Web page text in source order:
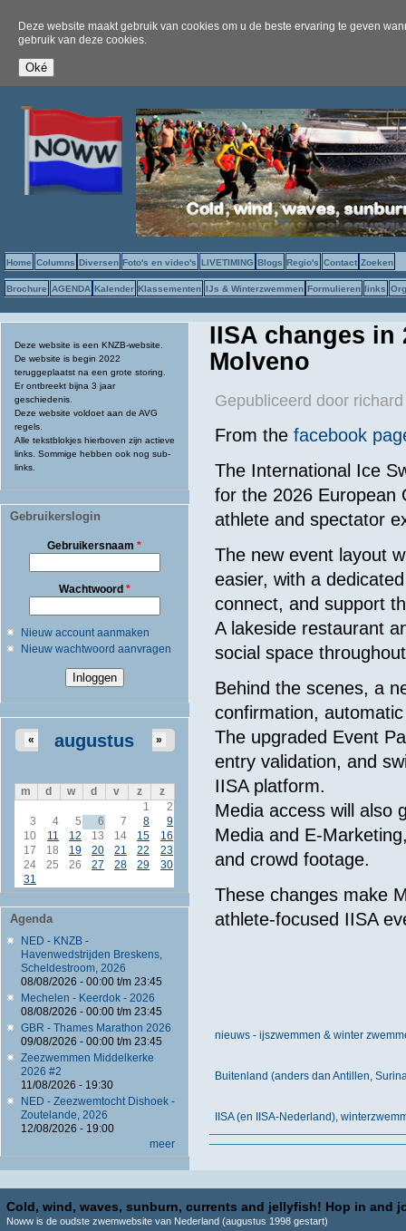
Deze website maakt gebruik van cookies om u de beste ervaring te geven
gebruik van deze cookies.
Home Columns Diversen Foto's en video's LIVETIMING Blogs Regio's Contact Zoeken
Brochure AGENDA Kalender Klassementen IJs & Winterzwemmen Formulieren links
Deze website is een KNZB-website.
De website is begin 2022
teruggeplaatst na een grote storing.
Er ontbreekt bijna 3 jaar
geschiedenis.
Deze website voldoet aan de AVG
regels.
Alle tekstblokjes hierboven zijn actieve
links. Sommige hebben ook nog sub-
links.
Gebruikerslogin
Gebruikersnaam*
Wachtwoord *
Nieuw account aanmaken
Nieuw wachtwoord aanvragen
augustus
« »
m d w d v z
z
1
2
3
4 5 6 7 8
9
10
11 12 13 14 15
16
17
18 19 20 21 22
23
24
25 26 27 28 29
30
31
Agenda
NED - KNZB -
Havenwedstrijden Breskens,
Scheldestroom, 2026
08/08/2026 - 00:00t/m 23:45
Mechelen - Keerdok - 2026
08/08/2026 - 00:00t/m 23:45
GBR - Thames Marathon 2026
09/08/2026 - 00:00t/m 23:45
Zeezwemmen Middelkerke
2026 #2
11/08/2026 - 19:30
NED - Zeezwemtocht Dishoek -
Zoutelande, 2026
12/08/2026 - 19:00
meer
IISA changes in
Molveno
Gepubliceerd door
From the facebook
The International Ice
for the 2026 European
athlete and spectator
The new event layout
easier, with a
connect, and support
A lakeside restaurant
social space
Behind the scenes, a
confirmation,
The upgraded Event
entry validation, and
IISA platform.
Media access will also
Media and E-
and crowd footage.
These changes make
athlete-focused IISA
nieuws - ijszwemmen & winter
Buitenland (anders dan Antillen,
IISA (en IISA-Nederland),
Cold, wind, waves, sunburn, currents and jellyfish! Hop in and
Noww is de oudste zwemwebsite van Nederland (augustus 1998 gestart)